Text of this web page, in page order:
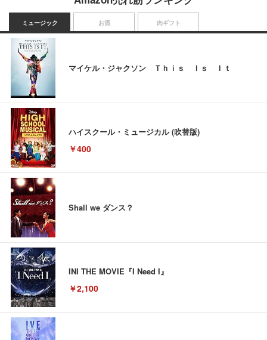
ミュージック
マイケル・ジャクソン Ｔｈｉｓ Ｉｓ Ｉｔ
ハイスクール・ミュージカル (吹替版)
￥400
Shall we ダンス？
INI THE MOVIE『I Need I』
￥2,100
お酒 肉ギフト